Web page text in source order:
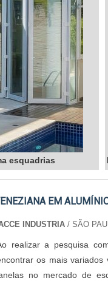
esquadrias
EM
INDUSTRIA/ SÃO
realizar a pesquisa
os mais
no mercado de